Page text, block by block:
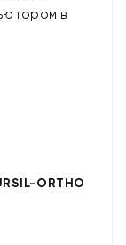
ORTHO